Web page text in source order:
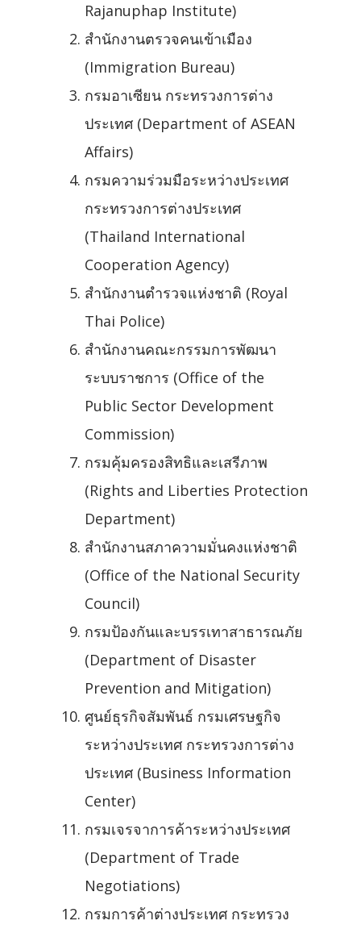
Rajanuphap Institute)
สำนักงานตรวจคนเข้าเมือง
(Immigration Bureau)
กรมอาเซียน กระทรวงการต่าง
ประเทศ (Department of ASEAN
Affairs)
กรมความร่วมมือระหว่างประเทศ
กระทรวงการต่างประเทศ
(Thailand International
Cooperation Agency)
สำนักงานตำรวจแห่งชาติ (Royal
Thai Police)
สำนักงานคณะกรรมการพัฒนา
ระบบราชการ (Office of the
Public Sector Development
Commission)
กรมคุ้มครองสิทธิและเสรีภาพ
(Rights and Liberties Protection
Department)
สำนักงานสภาความมั่นคงแห่งชาติ
(Office of the National Security
Council)
กรมป้องกันและบรรเทาสาธารณภัย
(Department of Disaster
Prevention and Mitigation)
ศูนย์ธุรกิจสัมพันธ์ กรมเศรษฐกิจ
ระหว่างประเทศ กระทรวงการต่าง
ประเทศ (Business Information
Center)
กรมเจรจาการค้าระหว่างประเทศ
(Department of Trade
Negotiations)
กรมการค้าต่างประเทศ กระทรวง